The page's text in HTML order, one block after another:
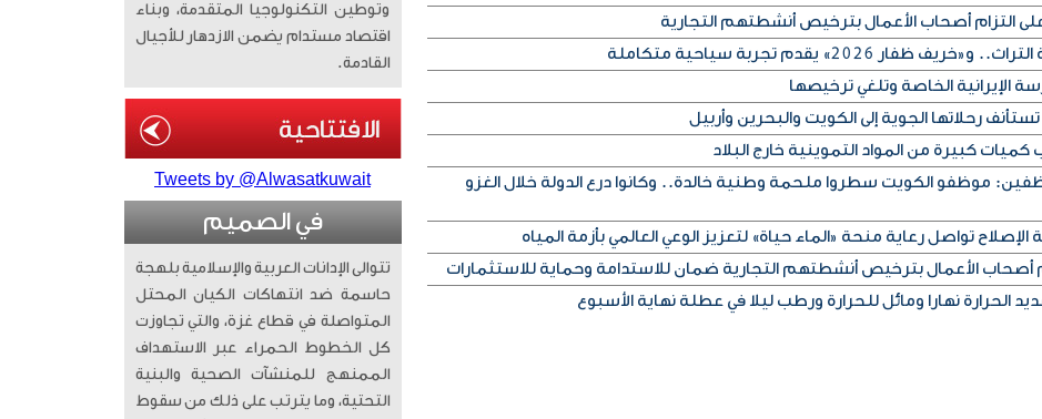
التزام أصحاب الأعمال بترخيص أنشطتهم التجارية
2026» يقدم تجربة سياحية متكاملة
الإيرانية الخاصة وتلغي ترخيصها
رحلاتها الجوية إلى الكويت والبحرين وأربيل
كبيرة من المواد التموينية خارج البلاد
موظفو الكويت سطروا ملحمة وطنية خالدة.. وكانوا درع الدولة خلال الغزو
تواصل رعاية منحة «الماء حياة» لتعزيز الوعي العالمي بأزمة المياه
أصحاب الأعمال بترخيص أنشطتهم التجارية ضمان للاستدامة وحماية للاستثمارات
الحرارة نهارا ومائل للحرارة ورطب ليلا في عطلة نهاية الأسبوع
وتوطين التكنولوجيا المتقدمة، وبناء
اقتصاد مستدام يضمن الازدهار للأجيال
القادمة.
Tweets by @Alwasatkuwait
في الصميم
تتوالى الإدانات العربية والإسلامية بلهجة
حاسمة ضد انتهاكات الكيان المحتل
المتواصلة في قطاع غزة، والتي تجاوزت
كل الخطوط الحمراء عبر الاستهداف
الممنهج للمنشآت الصحية والبنية
التحتية، وما يترتب على ذلك من سقوط